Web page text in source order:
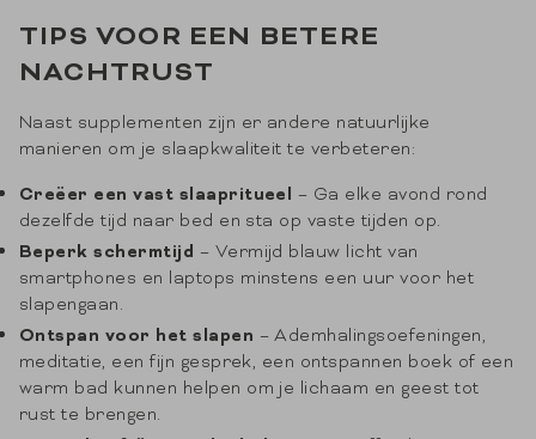
TIPS VOOR EEN BETERE
NACHTRUST
Naast supplementen zijn er andere natuurlijke
manieren om je slaapkwaliteit te verbeteren:
Creëer een vast slaapritueel – Ga elke avond rond
dezelfde tijd naar bed en sta op vaste tijden op.
Beperk schermtijd – Vermijd blauw licht van
smartphones en laptops minstens een uur voor het
slapengaan.
Ontspan voor het slapen – Ademhalingsoefeningen,
meditatie, een fijn gesprek, een ontspannen boek of een
warm bad kunnen helpen om je lichaam en geest tot
rust te brengen.